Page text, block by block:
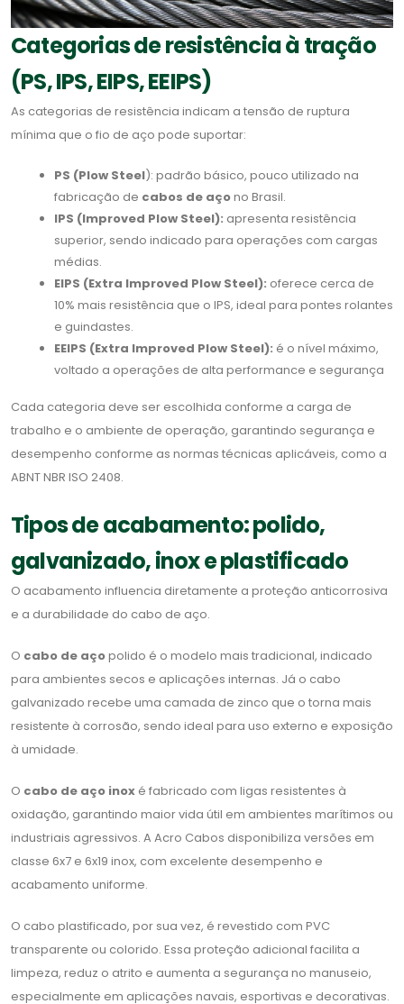
Categorias de resistência à tração
(PS, IPS, EIPS, EEIPS)
As categorias de resistência indicam a tensão de ruptura
mínima que o fio de aço pode suportar:
PS (Plow Steel): padrão básico, pouco utilizado na
fabricação de cabos de açono Brasil.
IPS (Improved Plow Steel): apresenta resistência
superior, sendo indicado para operações com cargas
médias.
EIPS (Extra Improved Plow Steel): oferece cerca de
10% mais resistência que o IPS, ideal para pontes rolantes
e guindastes.
EEIPS (Extra Improved Plow Steel): é o nível máximo,
voltado a operações de alta performance e segurança
Cada categoria deve ser escolhida conforme a carga de
trabalho e o ambiente de operação, garantindo segurança e
desempenho conforme as normas técnicas aplicáveis, como a
ABNT NBR ISO 2408.
Tipos de acabamento: polido,
galvanizado, inox e plastificado
O acabamento influencia diretamente a proteção anticorrosiva
e a durabilidade do cabo de aço.
O cabo de açopolido é o modelo mais tradicional, indicado
para ambientes secos e aplicações internas. Já o cabo
galvanizado recebe uma camada de zinco que o torna mais
resistente à corrosão, sendo ideal para uso externo e exposição
à umidade.
O cabo de aço inox é fabricado com ligas resistentes à
oxidação, garantindo maior vida útil em ambientes marítimos ou
industriais agressivos. A Acro Cabos disponibiliza versões em
classe 6x7 e 6x19 inox, com excelente desempenho e
acabamento uniforme.
O cabo plastificado, por sua vez, é revestido com PVC
transparente ou colorido. Essa proteção adicional facilita a
limpeza, reduz o atrito e aumenta a segurança no manuseio,
especialmente em aplicações navais, esportivas e decorativas.